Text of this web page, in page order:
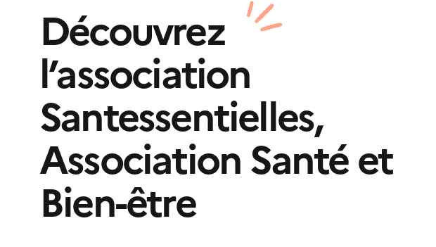
Découvrez
l’association
Santessentielles,
Association Santé et
Bien-être